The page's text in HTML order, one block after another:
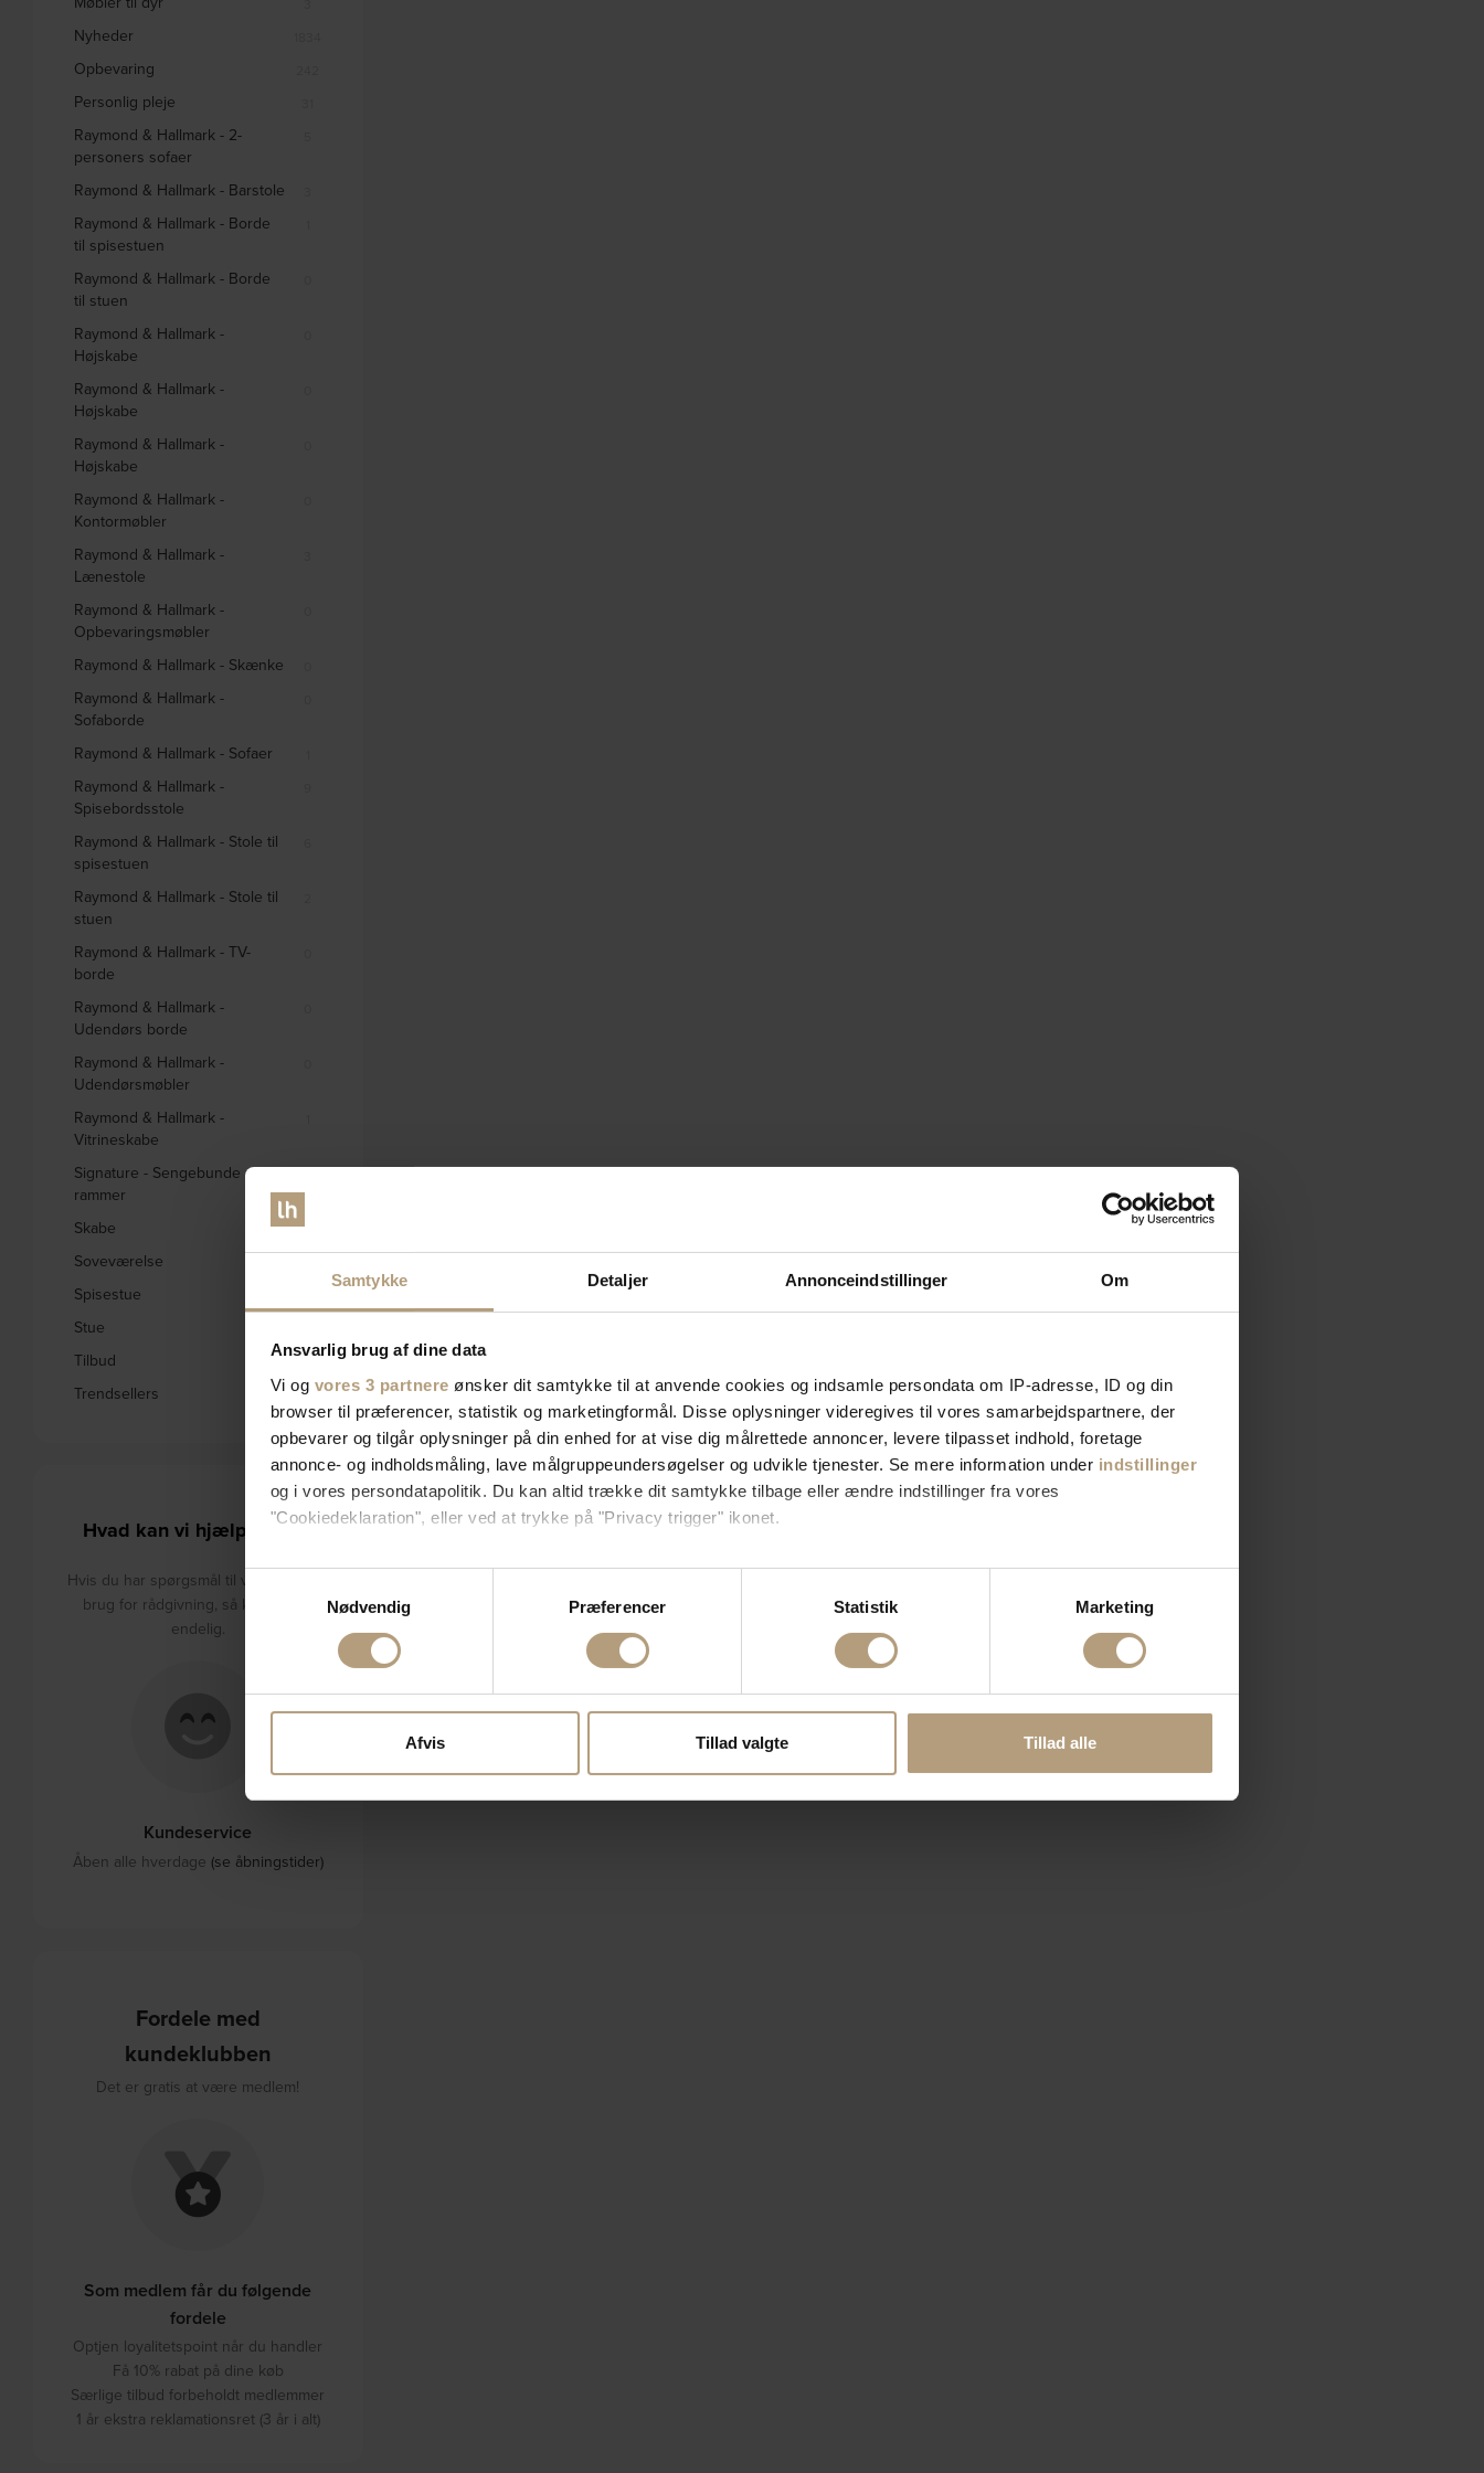
Samtykke Detaljer Annonceindstillinger Om
Ansvarlig brug af dine data
Vi og vores 3 partnere ønsker dit samtykke til at anvende cookies og indsamle persondata om IP-adresse, ID og din
browser til præferencer, statistik og marketingformål. Disse oplysninger videregives til vores samarbejdspartnere, der
opbevarer og tilgår oplysninger på din enhed for at vise dig målrettede annoncer, levere tilpasset indhold, foretage
annonce- og indholdsmåling, lave målgruppeundersøgelser og udvikle tjenester. Se mere information under indstillinger
og i vores persondatapolitik. Du kan altid trække dit samtykke tilbage eller ændre indstillinger fra vores
"Cookiedeklaration", eller ved at trykke på "Privacy trigger" ikonet.
Hvis du tillader det, vil vi også gerne:
Indsamle præcise oplysninger om din placering, der kan være nøjagtig inden for få meter
Identificere din enhed baseret på en scanning af dens unikke karakteristika (fingerprinting)
Dine valg anvendes på hele websitet.
annonceringspartnere og analysepartnere. Vores partnere kan kombinere disse data med andre oplysninger, du har givet
dem, eller som de har indsamlet fra din brug af deres tjenester.
Samtykkevalg
Nødvendig
Præferencer Statistik Marketing
Afvis Tillad valgte Tillad alle
Nyheder
Opbevaring
Personlig pleje
Raymond & Hallmark - 2-
personers sofaer
Raymond & Hallmark - Barstole
Raymond & Hallmark - Borde
til spisestuen
Raymond & Hallmark - Borde
til stuen
Raymond & Hallmark -
Højskabe
Raymond & Hallmark -
Højskabe
Raymond & Hallmark -
Højskabe
Raymond & Hallmark -
Kontormøbler
Raymond & Hallmark -
Lænestole
Raymond & Hallmark -
Opbevaringsmøbler
Raymond & Hallmark - Skænke
Raymond & Hallmark -
Sofaborde
Raymond & Hallmark - Sofaer
Raymond & Hallmark -
Spisebordsstole
Raymond & Hallmark - Stole til
spisestuen
Raymond & Hallmark - Stole til
stuen
Raymond & Hallmark - TV-
borde
Raymond & Hallmark -
Udendørs borde
Raymond & Hallmark -
Udendørsmøbler
Raymond & Hallmark -
Vitrineskabe
Signature - Sengebunde og
rammer
Skabe 332
Soveværelse
Spisestue
Stue
Tilbud 1846
Trendsellers 572
Hvad kan vi hjælpe med?
Hvis du har spørgsmål til varerne eller
brug for rådgivning, så kontakt os
endelig.
Kundeservice
Åben alle hverdage (se åbningstider)
Fordele med
kundeklubben
Det er gratis at være medlem!
Som medlem får du følgende
fordele
Optjen loyalitetspoint når du handler
Få 10% rabat på dine køb
Særlige tilbud forbeholdt medlemmer
1 år ekstra reklamationsret (3 år i alt)